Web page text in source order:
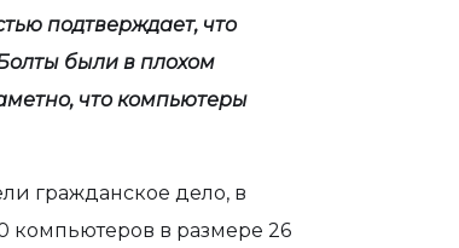
подтверждает, что
были в плохом
что компьютеры
гражданское дело, в
компьютеров в размере 26